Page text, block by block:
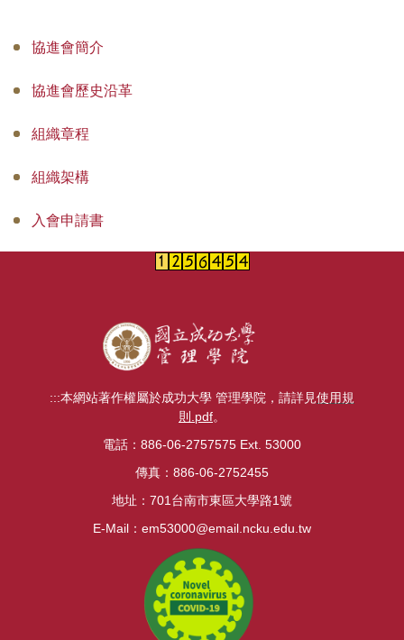
協進會簡介
協進會歷史沿革
組織章程
組織架構
入會申請書
:::本網站著作權屬於成功大學 管理學院，請詳見使用規
則.pdf。
電話：886-06-2757575 Ext. 53000
傳真：886-06-2752455
地址：701台南市東區大學路1號
E-Mail： em53000@email.ncku.edu.tw